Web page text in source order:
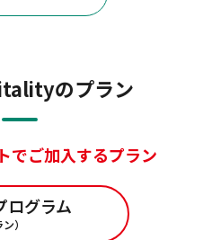
のプラン
でご加入するプラン
グラム
）